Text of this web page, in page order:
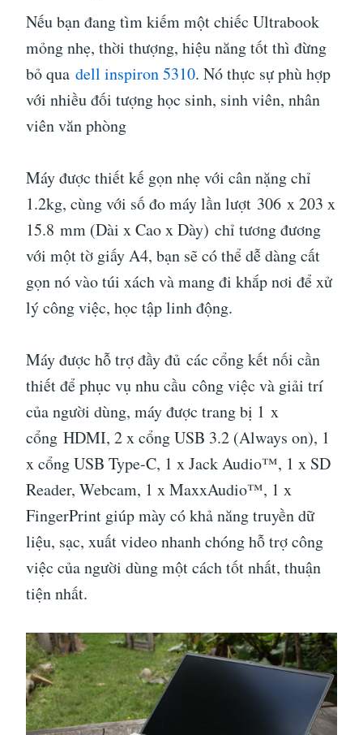
Nếu bạn đang tìm kiếm một chiếc Ultrabook
mỏng nhẹ, thời thượng, hiệu năng tốt thì đừng
bỏ qua dell inspiron 5310. Nó thực sự phù hợp
với nhiều đối tượng học sinh, sinh viên, nhân
viên văn phòng
Máy được thiết kế gọn nhẹ với cân nặng chỉ
1.2kg, cùng với số đo máy lần lượt 306 x 203 x
15.8 mm (Dài x Cao x Dày) chỉ tương đương
với một tờ giấy A4, bạn sẽ có thể dễ dàng cất
gọn nó vào túi xách và mang đi khắp nơi để xử
lý công việc, học tập linh động.
Máy được hỗ trợ đầy đủ các cổng kết nối cần
thiết để phục vụ nhu cầu công việc và giải trí
của người dùng, máy được trang bị 1 x
cổng HDMI, 2 x cổng USB 3.2 (Always on), 1
x cổng USB Type-C, 1 x Jack Audio™, 1 x SD
Reader, Webcam, 1 x MaxxAudio™, 1 x
FingerPrint giúp mày có khả năng truyền dữ
liệu, sạc, xuất video nhanh chóng hỗ trợ công
việc của người dùng một cách tốt nhất, thuận
tiện nhất.